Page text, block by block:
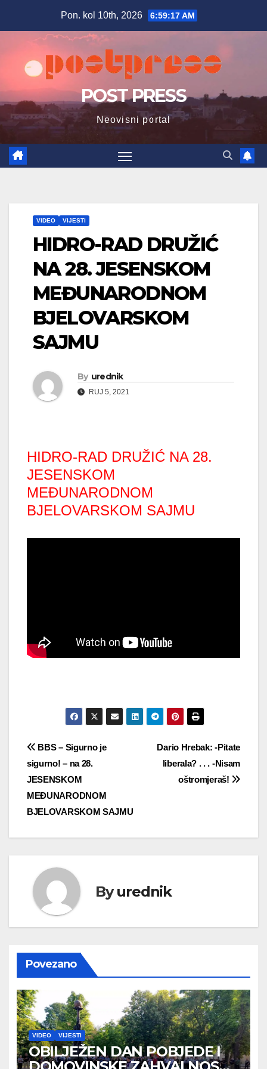
Pon. kol 10th, 2026 6:59:19 AM
POST PRESS
Neovisni portal
VIDEO VIJESTI
HIDRO-RAD DRUŽIĆ
NA 28. JESENSKOM
MEĐUNARODNOM
BJELOVARSKOM
SAJMU
By urednik
RUJ 5, 2021
HIDRO-RAD DRUŽIĆ NA 28.
JESENSKOM
MEĐUNARODNOM
BJELOVARSKOM SAJMU
Navigacija
objava
Dario Hrebak: -Pitate
liberala? . . . -Nisam
oštromjeraš!
BBS – Sigurno je
sigurno! – na 28.
JESENSKOM
MEĐUNARODNOM
BJELOVARSKOM SAJMU
Byurednik
Povezano
VIDEO VIJESTI
OBILJEŽEN DAN POBJEDE I